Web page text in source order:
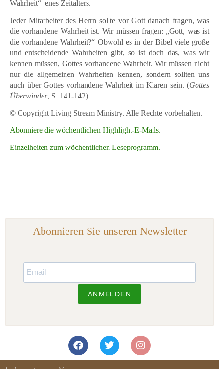
Wahrheit“ jenes Zeitalters.
Jeder Mitarbeiter des Herrn sollte vor Gott danach fragen, was
die vorhandene Wahrheit ist. Wir müssen fragen: „Gott, was ist
die vorhandene Wahrheit?“ Obwohl es in der Bibel viele große
und entscheidende Wahrheiten gibt, so ist doch das, was wir
kennen müssen, Gottes vorhandene Wahrheit. Wir müssen nicht
nur die allgemeinen Wahrheiten kennen, sondern sollten uns
auch über Gottes vorhandene Wahrheit im Klaren sein. (Gottes
Überwinder, S. 141-142)
© Copyright Living Stream Ministry. Alle Rechte vorbehalten.
Abonniere die wöchentlichen Highlight-E-Mails.
Einzelheiten zum wöchentlichen Leseprogramm.
Abonnieren Sie unseren Newsletter
ANMELDEN